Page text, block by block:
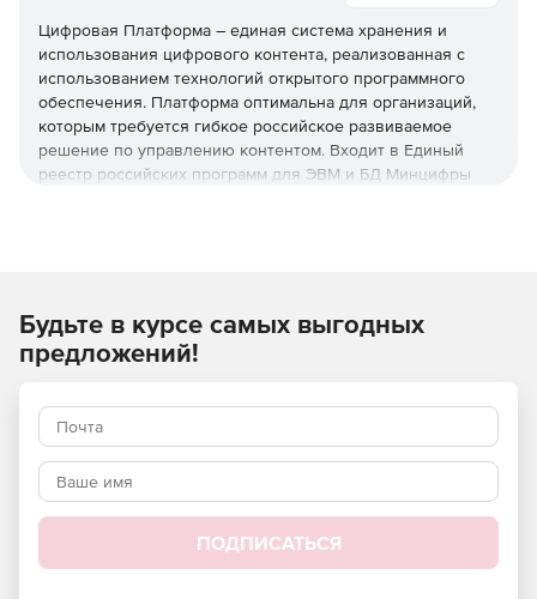
Цифровая Платформа – единая система хранения и
использования цифрового контента, реализованная с
использованием технологий открытого программного
обеспечения. Платформа оптимальна для организаций,
которым требуется гибкое российское развиваемое
решение по управлению контентом. Входит в Единый
реестр российских программ для ЭВМ и БД Минцифры
Автоматизация большинства типовых процессов
документооборота.
настройка и кастомизация.
Управление цифровым контентом на единой
ECM/CSP-платформе.
Наличие преднастроенных продуктов.
Будьте в курсе самых выгодных
предложений!
ПОДПИСАТЬСЯ